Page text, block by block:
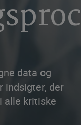
data og
indsigter, der
alle kritiske